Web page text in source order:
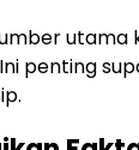
penting